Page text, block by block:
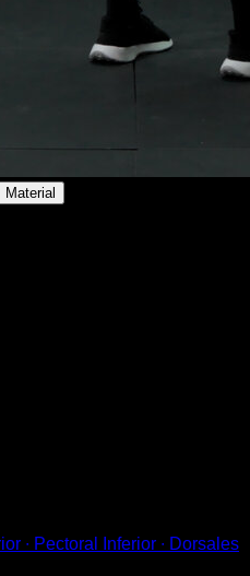
Material
∙ Pectoral Inferior ∙ Dorsales